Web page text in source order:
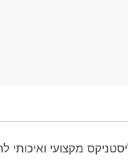
מקצועי ואיכותי